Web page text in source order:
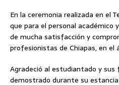
En la ceremonia realizada en el
que para el personal
de mucha satisfacción y
profesionistas de Chiapas, en el
Agradeció al estudiantado y sus
demostrado durante su estancia